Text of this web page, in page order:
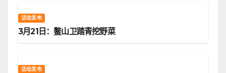
活动发布
3月21日：鳌山卫踏青挖野菜
活动发布